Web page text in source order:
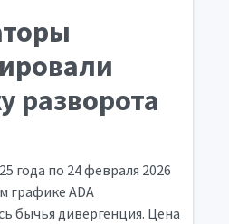
разворота
года по 24 февраля 2026
графике ADA
бычья дивергенция. Цена